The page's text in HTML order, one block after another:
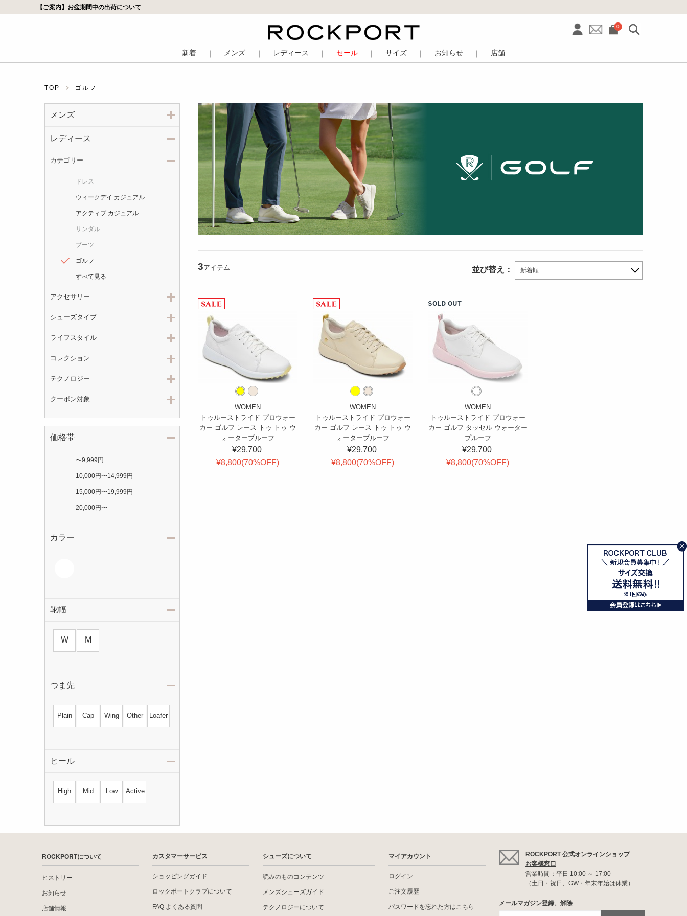
【ご案内】お盆期間中の出荷について
0
新着 ｜ メンズ ｜ レディース ｜ セール ｜ サイズ ｜ お知らせ ｜ 店舗
TOP ゴルフ
メンズ
レディース
カテゴリー
ドレス
ウィークデイ カジュアル
アクティブ カジュアル
サンダル
ブーツ
ゴルフ
すべて見る
アクセサリー
シューズタイプ
ライフスタイル
コレクション
テクノロジー
クーポン対象
価格帯
〜9,999円
10,000円〜14,999円
15,000円〜19,999円
20,000円〜
カラー
靴幅
W M
つま先
Plain Cap Wing Other Loafer
ヒール
High Mid Low Active
3アイテム 並び替え： 新着順
WOMEN
トゥルーストライド プロウォー
カー ゴルフ レース トゥ トゥ ウ
ォータープルーフ
¥29,700
¥8,800(70%OFF)
WOMEN
トゥルーストライド プロウォー
カー ゴルフ レース トゥ トゥ ウ
ォータープルーフ
¥29,700
¥8,800(70%OFF)
SOLD OUT
WOMEN
トゥルーストライド プロウォー
カー ゴルフ タッセル ウォーター
プルーフ
¥29,700
¥8,800(70%OFF)
ROCKPORTについて
ヒストリー
お知らせ
店舗情報
カスタマーサービス
ショッピングガイド
ロックポートクラブについて
FAQ よくある質問
シューズについて
読みのものコンテンツ
メンズシューズガイド
テクノロジーについて
マイアカウント
ログイン
ご注文履歴
パスワードを忘れた方はこちら
ROCKPORT 公式オンラインショップ
お客様窓口
営業時間：平日 10:00 ～ 17:00
（土日・祝日、GW・年末年始は休業）
メールマガジン登録、解除